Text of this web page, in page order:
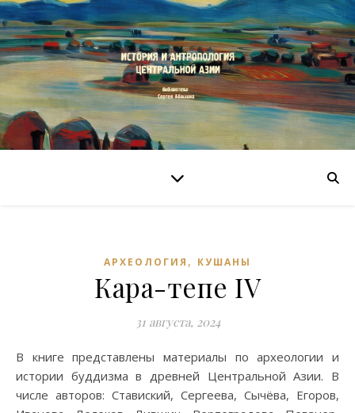
АРХЕОЛОГИЯ , КУШАНЫ
Кара-тепе IV
31 августа, 2024
В книге представлены материалы по археологии и
истории буддизма в древней Центральной Азии. В
числе авторов: Ставиский, Сергеева, Сычёва, Егоров,